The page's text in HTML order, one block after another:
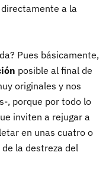
a la
Pues básicamente,
posible al final de
originales y nos
, porque por todo lo
inviten a rejugar a
en unas cuatro o
la destreza del